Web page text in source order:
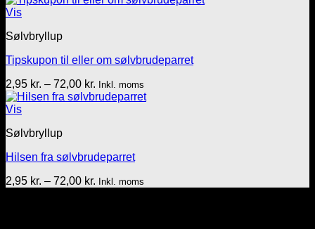
Vis
Sølvbryllup
Tipskupon til eller om sølvbrudeparret
2,95 kr. – 72,00 kr. Prisinterval:
2,95 kr.
Inkl. moms
Vis
Sølvbryllup
Hilsen fra sølvbrudeparret
2,95 kr. – 72,00 kr. Prisinterval:
Inkl. moms